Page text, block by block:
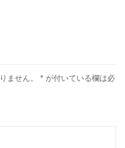
ません。 * が付いている欄は必